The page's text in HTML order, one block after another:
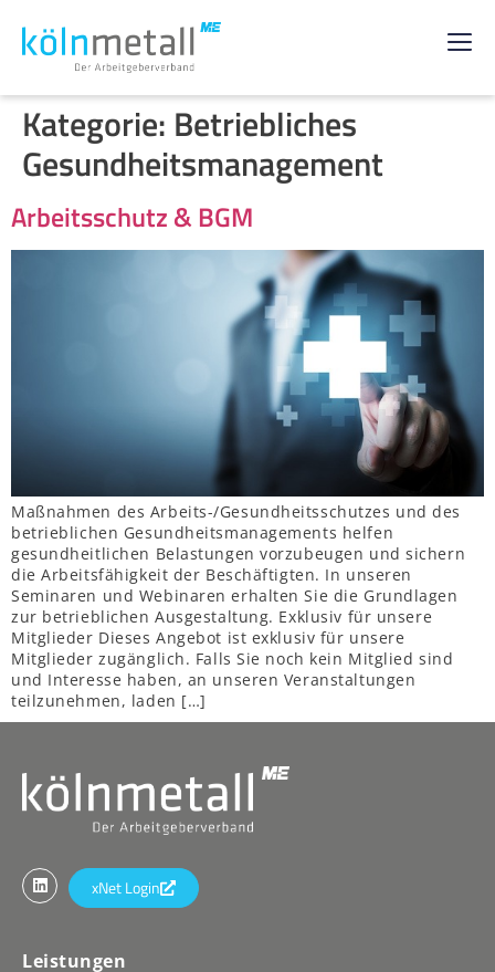
Kategorie: Betriebliches
Gesundheitsmanagement
Arbeitsschutz & BGM
Maßnahmen des Arbeits-/Gesundheitsschutzes und des
betrieblichen Gesundheitsmanagements helfen
gesundheitlichen Belastungen vorzubeugen und sichern
die Arbeitsfähigkeit der Beschäftigten. In unseren
Seminaren und Webinaren erhalten Sie die Grundlagen
zur betrieblichen Ausgestaltung. Exklusiv für unsere
Mitglieder Dieses Angebot ist exklusiv für unsere
Mitglieder zugänglich. Falls Sie noch kein Mitglied sind
und Interesse haben, an unseren Veranstaltungen
teilzunehmen, laden […]
xNet Login
Leistungen